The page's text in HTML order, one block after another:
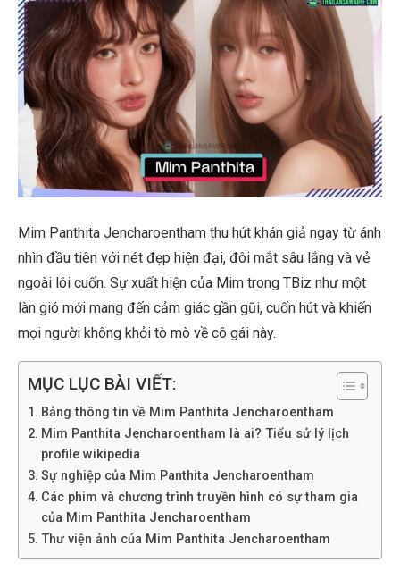
Mim Panthita Jencharoentham thu hút khán giả ngay từ ánh
nhìn đầu tiên với nét đẹp hiện đại, đôi mắt sâu lắng và vẻ
ngoài lôi cuốn. Sự xuất hiện của Mim trong TBiz như một
làn gió mới mang đến cảm giác gần gũi, cuốn hút và khiến
mọi người không khỏi tò mò về cô gái này.
MỤC LỤC BÀI VIẾT:
Bảng thông tin về Mim Panthita Jencharoentham
Mim Panthita Jencharoentham là ai? Tiểu sử lý lịch
profile wikipedia
Sự nghiệp của Mim Panthita Jencharoentham
Các phim và chương trình truyền hình có sự tham gia
của Mim Panthita Jencharoentham
Thư viện ảnh của Mim Panthita Jencharoentham